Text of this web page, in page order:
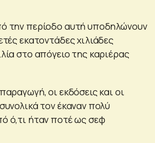
την περίοδο αυτή υποδηλώνουν
εκατοντάδες χιλιάδες
στο απόγειο της καριέρας
οι εκδόσεις και οι
τον έκαναν πολύ
ό,τι ήταν ποτέ ως σεφ